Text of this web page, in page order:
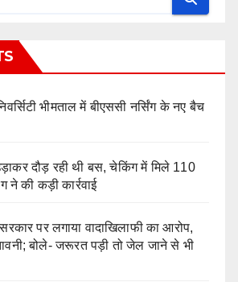
भीमताल में बीएससी नर्सिंग के नए बैच
दौड़ रही थी बस, चेकिंग में मिले 110
ने की कड़ी कार्रवाई
पर लगाया वादाखिलाफी का आरोप,
बोले- जरूरत पड़ी तो जेल जाने से भी